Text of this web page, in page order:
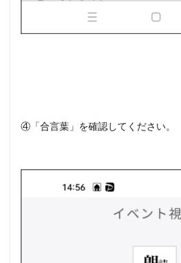
④「合言葉」を確認してください。